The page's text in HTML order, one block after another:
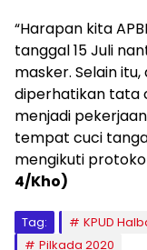
“Harapan kita
tanggal 15 Juli
masker. Selain
diperhatikan tata
menjadi
tempat cuci
mengikuti
4/Kho)
Tag: KPUD
Pilkada 2020